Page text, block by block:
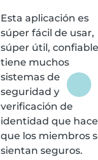
Esta aplicación es
súper fácil de usar,
súper útil,
tiene muchos
sistemas de
seguridad y
verificación de
identidad que
que los miembros
sientan seguros.